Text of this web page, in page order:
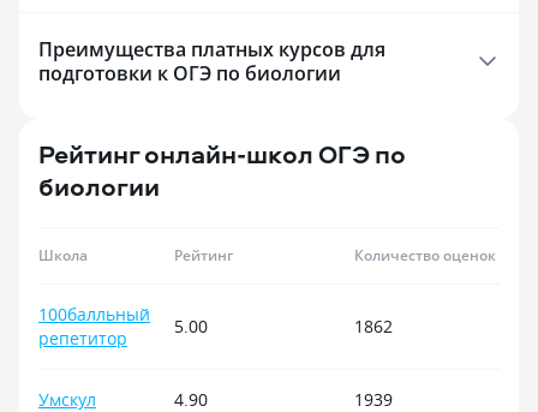
выбором.
университет
Преимущества платных курсов для
подготовки к ОГЭ по биологии
Рейтинг онлайн-школ ОГЭ по
биологии
Школа Рейтинг Количество оценок
100балльный
репетитор
5.00 1862
Умскул 4.90 1939